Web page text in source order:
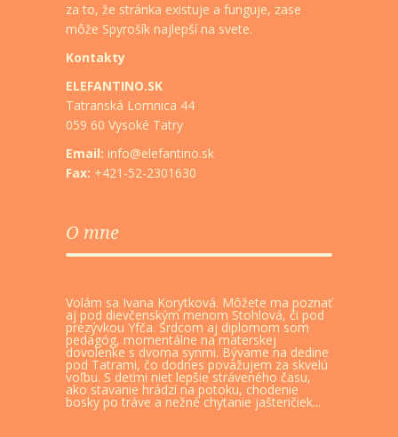
za to, že stránka existuje a funguje, zase
môže Spyrošík najlepší na svete.
Kontakty
ELEFANTINO.SK
Tatranská Lomnica 44
059 60 Vysoké Tatry
Email: info@elefantino.sk
Fax: +421-52-2301630
O mne
Volám sa Ivana Korytková. Môžete ma poznať
aj pod dievčenským menom Stohlová, či pod
prezývkou Yfča. Srdcom aj diplomom som
pedagóg, momentálne na materskej
dovolenke s dvoma synmi. Bývame na dedine
pod Tatrami, čo dodnes považujem za skvelú
voľbu. S deťmi niet lepšie stráveného času,
ako stavanie hrádzí na potoku, chodenie
bosky po tráve a nežné chytanie jašteričiek...